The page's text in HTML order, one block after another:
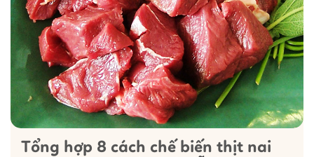
Tổng hợp 8 cách chế biến thịt nai